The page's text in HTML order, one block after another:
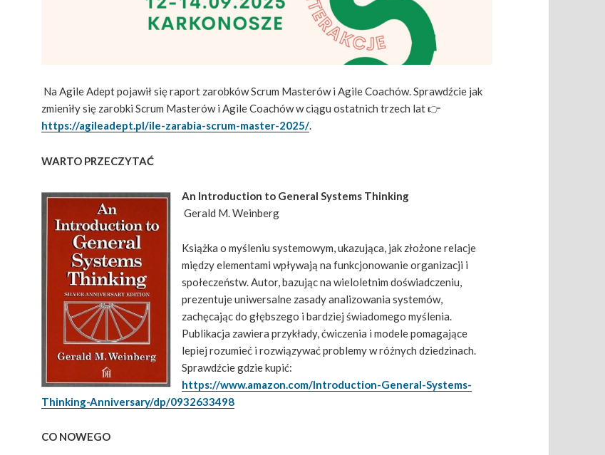
Na Agile Adept pojawił się raport zarobków Scrum Masterów i Agile Coachów. Sprawdźcie jak
zmieniły się zarobki Scrum Masterów i Agile Coachów w ciągu ostatnich trzech lat 👉
https://agileadept.pl/ile-zarabia-scrum-master-2025/.
WARTO PRZECZYTAĆ
An Introduction to General Systems Thinking
Gerald M. Weinberg
Książka o myśleniu systemowym, ukazująca, jak złożone relacje
między elementami wpływają na funkcjonowanie organizacji i
społeczeństw. Autor, bazując na wieloletnim doświadczeniu,
prezentuje uniwersalne zasady analizowania systemów,
zachęcając do głębszego i bardziej świadomego myślenia.
Publikacja zawiera przykłady, ćwiczenia i modele pomagające
lepiej rozumieć i rozwiązywać problemy w różnych dziedzinach.
Sprawdźcie gdzie kupić:
https://www.amazon.com/Introduction-General-Systems-
Thinking-Anniversary/dp/0932633498
CO NOWEGO